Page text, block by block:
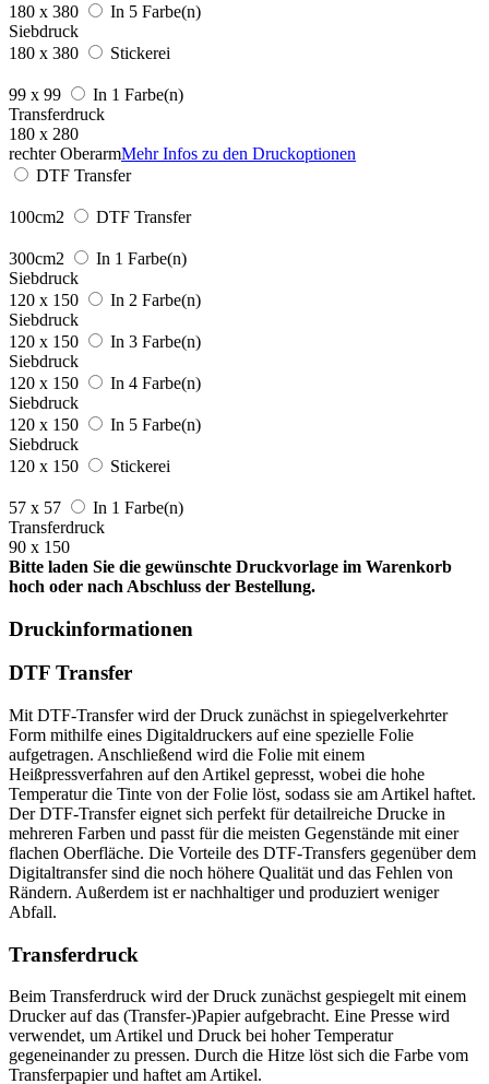
180 x 380
In 5 Farbe(n)
Siebdruck
180 x 380
Stickerei
99 x 99
In 1 Farbe(n)
Transferdruck
180 x 280
rechter OberarmMehr Infos zu den Druckoptionen
DTF Transfer
100cm2 DTF Transfer
300cm2
In 1 Farbe(n)
Siebdruck
120 x 150
In 2 Farbe(n)
Siebdruck
120 x 150
In 3 Farbe(n)
Siebdruck
120 x 150
In 4 Farbe(n)
Siebdruck
120 x 150
In 5 Farbe(n)
Siebdruck
120 x 150
Stickerei
57 x 57
In 1 Farbe(n)
Transferdruck
90 x 150
Bitte laden Sie die gewünschte Druckvorlage im Warenkorb
hoch oder nach Abschluss der Bestellung.
Druckinformationen
DTF Transfer
Mit DTF-Transfer wird der Druck zunächst in spiegelverkehrter
Form mithilfe eines Digitaldruckers auf eine spezielle Folie
aufgetragen. Anschließend wird die Folie mit einem
Heißpressverfahren auf den Artikel gepresst, wobei die hohe
Temperatur die Tinte von der Folie löst, sodass sie am Artikel haftet.
Der DTF-Transfer eignet sich perfekt für detailreiche Drucke in
mehreren Farben und passt für die meisten Gegenstände mit einer
flachen Oberfläche. Die Vorteile des DTF-Transfers gegenüber dem
Digitaltransfer sind die noch höhere Qualität und das Fehlen von
Rändern. Außerdem ist er nachhaltiger und produziert weniger
Abfall.
Transferdruck
Beim Transferdruck wird der Druck zunächst gespiegelt mit einem
Drucker auf das (Transfer-)Papier aufgebracht. Eine Presse wird
verwendet, um Artikel und Druck bei hoher Temperatur
gegeneinander zu pressen. Durch die Hitze löst sich die Farbe vom
Transferpapier und haftet am Artikel.